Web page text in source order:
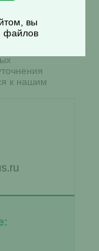
суммарного
быть
к нашим
вы
файлов